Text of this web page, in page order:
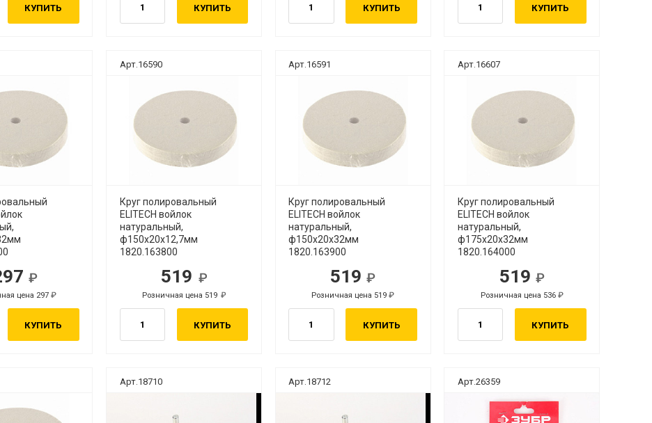
КУПИТЬ КУПИТЬ КУПИТЬ КУПИТЬ
цена 297
КУПИТЬ
Арт.16590
Круг полировальный
ELITECH войлок
натуральный,
ф150х20х12,7мм
1820.163800
519
Розничная цена 519
КУПИТЬ
Арт.16591
Круг полировальный
ELITECH войлок
натуральный,
ф150х20х32мм
1820.163900
519
руб.
Розничная цена 519
руб.
КУПИТЬ
Арт.16607
Круг полировальный
ELITECH войлок
натуральный,
ф175х20х32мм
1820.164000
519
руб.
Розничная цена 536
руб.
КУПИТЬ
Арт.18710 Арт.18712 Арт.26359